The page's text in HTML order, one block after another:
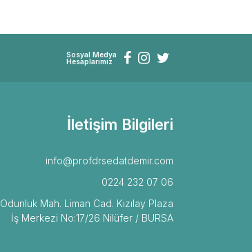
Sosyal Medya
Hesaplarımız
İletişim Bilgileri
info@profdrsedatdemir.com
0224 232 07 06
Odunluk Mah. Liman Cad. Kızılay Plaza
İş Merkezi No:17/26 Nilüfer / BURSA